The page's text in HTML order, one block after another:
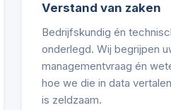
Verstand van zaken
Bedrijfskundig én
onderlegd. Wij begrijpen
managementvraag én
hoe we die in data
is zeldzaam.